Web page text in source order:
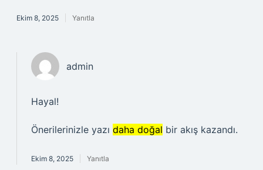
Ekim 8, 2025 Yanıtla
admin
Hayal!
Önerilerinizle yazı daha doğal bir akış kazandı.
Ekim 8, 2025 Yanıtla